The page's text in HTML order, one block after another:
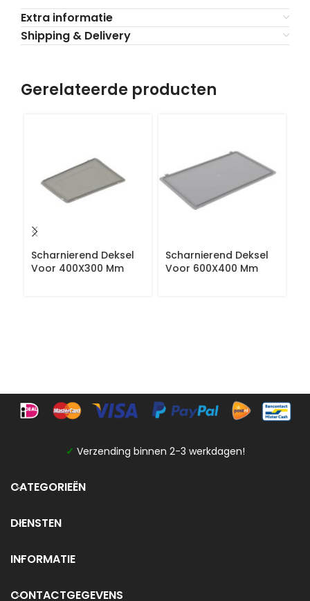
Extra informatie
Shipping & Delivery
Gerelateerde producten
Scharnierend Deksel
Voor 400X300 Mm
Scharnierend Deksel
Voor 600X400 Mm
✓ Verzending binnen 2-3 werkdagen!
CATEGORIEËN
DIENSTEN
INFORMATIE
CONTACTGEGEVENS